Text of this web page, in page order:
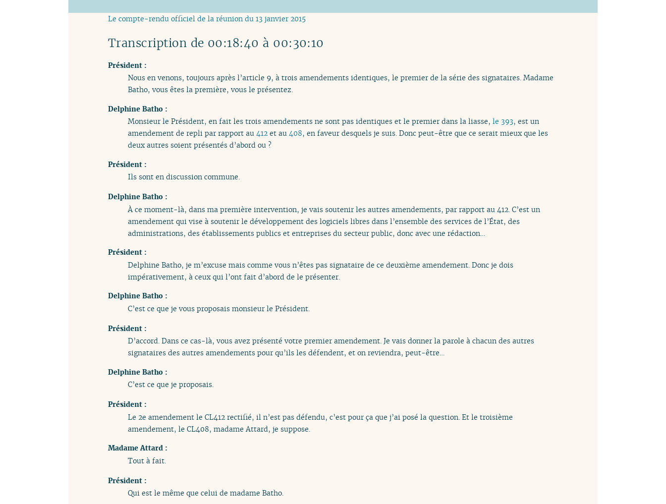
Le compte-rendu officiel de la réunion du 13 janvier 2015
Transcription de 00:18:40 à 00:30:10
Président :
Nous en venons, toujours après l’article 9, à trois amendements identiques, le premier de la série des signataires. Madame
Batho, vous êtes la première, vous le présentez.
Delphine Batho :
Monsieur le Président, en fait les trois amendements ne sont pas identiques et le premier dans la liasse, le 393, est un
amendement de repli par rapport au 412 et au 408, en faveur desquels je suis. Donc peut-être que ce serait mieux que les
deux autres soient présentés d’abord ou ?
Président :
Ils sont en discussion commune.
Delphine Batho :
À ce moment-là, dans ma première intervention, je vais soutenir les autres amendements, par rapport au 412. C’est un
amendement qui vise à soutenir le développement des logiciels libres dans l’ensemble des services de l’État, des
administrations, des établissements publics et entreprises du secteur public, donc avec une rédaction…
Président :
Delphine Batho, je m’excuse mais comme vous n’êtes pas signataire de ce deuxième amendement. Donc je dois
impérativement, à ceux qui l’ont fait d’abord de le présenter.
Delphine Batho :
C’est ce que je vous proposais monsieur le Président.
Président :
D’accord. Dans ce cas-là, vous avez présenté votre premier amendement. Je vais donner la parole à chacun des autres
signataires des autres amendements pour qu’ils les défendent, et on reviendra, peut-être…
Delphine Batho :
C’est ce que je proposais.
Président :
Le 2e amendement le CL412 rectifié, il n’est pas défendu, c’est pour ça que j’ai posé la question. Et le troisième
amendement, le CL408, madame Attard, je suppose.
Madame Attard :
Tout à fait.
Président :
Qui est le même que celui de madame Batho.